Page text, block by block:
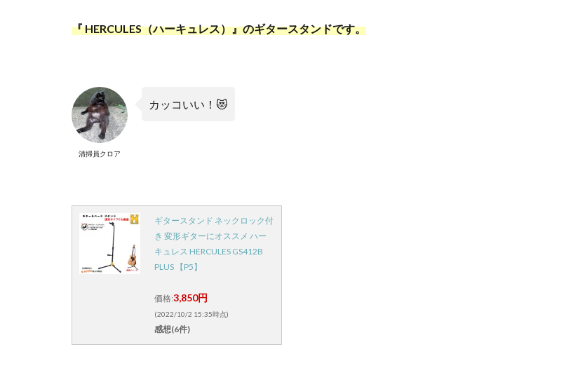
『HERCULES（ハーキュレス）』のギタースタンドです。
清掃員クロア
カッコいい！ 😻
ギタースタンド ネックロック付
き 変形ギターにオススメ ハー
キュレス HERCULES GS412B
PLUS 【P5】
価格:3,850円
(2022/10/2 15:35時点)
感想(6件)